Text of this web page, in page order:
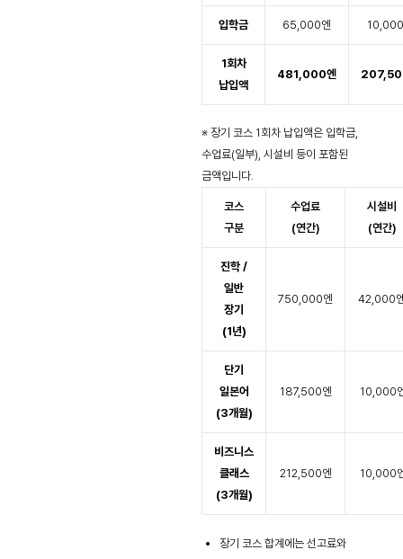
입학금 65,000엔
1회차
납입액
481,000엔
※ 장기 코스 1회차 납입액은 입학금,
수업료(일부), 시설비 등이 포함된
금액입니다.
코스
구분
수업료
(연간)
시설비
(연간)
진학 /
일반
장기
(1년)
750,000엔 42,000
단기
일본어
(3개월)
187,500엔 10,000
비즈니스
클래스
(3개월)
212,500엔 10,000
장기 코스 합계에는 선고료와